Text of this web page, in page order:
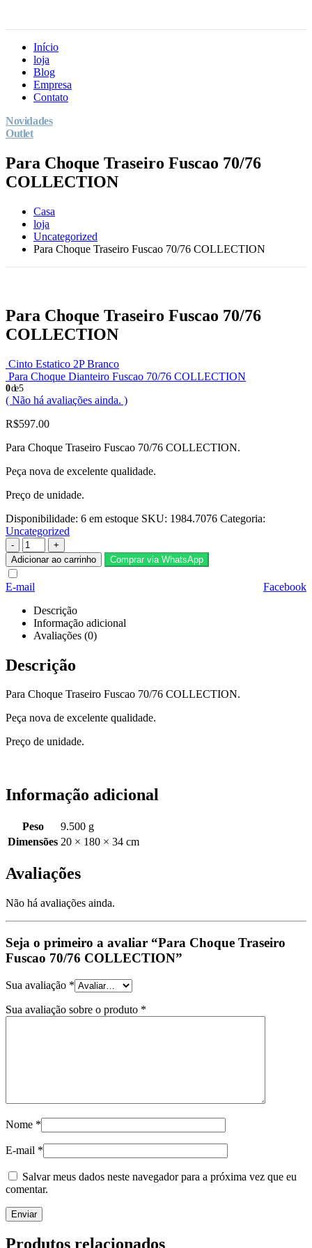
Início
loja
Blog
Empresa
Contato
Novidades
Outlet
Para Choque Traseiro Fuscao 70/76
COLLECTION
Casa
loja
Uncategorized
Para Choque Traseiro Fuscao 70/76 COLLECTION
Para Choque Traseiro Fuscao 70/76
COLLECTION
Cinto Estatico 2P Branco
Para Choque Dianteiro Fuscao 70/76 COLLECTION
0de 5
( Não há avaliações ainda. )
R$597.00
Para Choque Traseiro Fuscao 70/76 COLLECTION.
Peça nova de excelente qualidade.
Preço de unidade.
Disponibilidade: 6 em estoque SKU: 1984.7076 Categoria:
Uncategorized
-
+
Adicionar ao carrinho
Comprar via WhatsApp
Facebook
E-mail
Descrição
Informação adicional
Avaliações (0)
Descrição
Para Choque Traseiro Fuscao 70/76 COLLECTION.
Peça nova de excelente qualidade.
Preço de unidade.
Informação adicional
Peso
9.500 g
Dimensões 20 × 180 × 34 cm
Avaliações
Não há avaliações ainda.
Seja o primeiro a avaliar “Para Choque Traseiro
Fuscao 70/76 COLLECTION”
Sua avaliação *
Sua avaliação sobre o produto *
Nome *
E-mail *
Salvar meus dados neste navegador para a próxima vez que eu
comentar.
Produtos relacionados